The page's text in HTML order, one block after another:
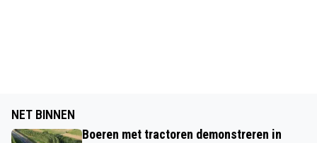
NET BINNEN
Boeren met tractoren demonstreren in